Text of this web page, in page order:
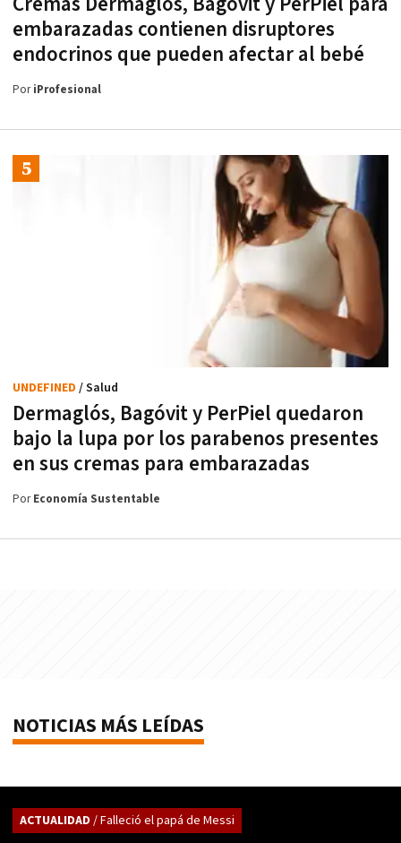
embarazadas contienen disruptores
endocrinos que pueden afectar al bebé
PoriProfesional
Dermaglós, Bagóvit y PerPiel quedaron
bajo la lupa por los parabenos presentes
en sus cremas para embarazadas
UNDEFINED / Salud
PorEconomía Sustentable
NOTICIAS MÁS LEÍDAS
ACTUALIDAD / Falleció el papá de Messi